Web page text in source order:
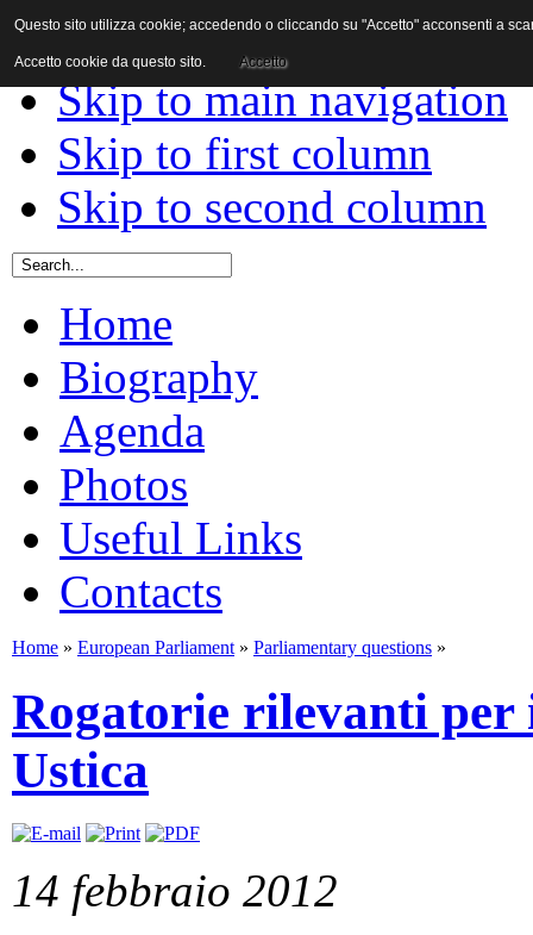
Skip to content
Skip to main navigation
Skip to first column
Skip to second column
Home
Biography
Agenda
Photos
Useful Links
Contacts
Home » European Parliament » Parliamentary questions »
Rogatorie rilevanti per
Ustica
14 febbraio 2012
Questo sito utilizza cookie; accedendo o cliccando su "Accetto" acconsenti a
Accetto cookie da questo sito. Accetto